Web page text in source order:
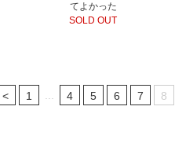
てよかった
SOLD OUT
< 1 4 5 6 7 8